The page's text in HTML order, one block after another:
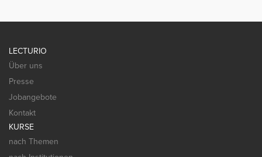
LECTURIO
Über uns
Presse
Jobangebote
Kontakt
KURSE
nach Themen